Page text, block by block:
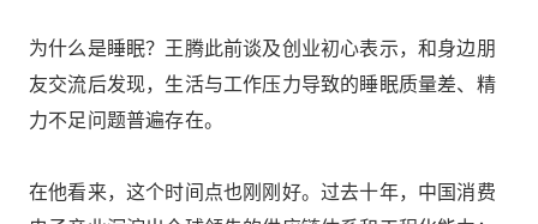
为什么是睡眠？王腾此前谈及创业初心表示，和身边朋
友交流后发现，生活与工作压力导致的睡眠质量差、精
力不足问题普遍存在。
在他看来，这个时间点也刚刚好。过去十年，中国消费